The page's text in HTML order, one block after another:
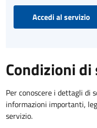
Accedi al servizio
Condizioni
Per conoscere i dettagli di
informazioni importanti,
servizio.